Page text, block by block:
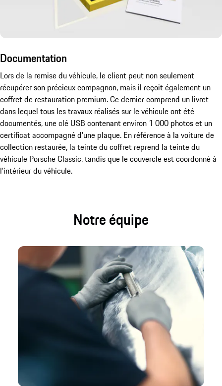
Documentation
Lors de la remise du véhicule, le client peut non seulement
récupérer son précieux compagnon, mais il reçoit également un
coffret de restauration premium. Ce dernier comprend un livret
dans lequel tous les travaux réalisés sur le véhicule ont été
documentés, une clé USB contenant environ 1 000 photos et un
certificat accompagné d’une plaque. En référence à la voiture de
collection restaurée, la teinte du coffret reprend la teinte du
véhicule Porsche Classic, tandis que le couvercle est coordonné à
l’intérieur du véhicule.
Notre équipe